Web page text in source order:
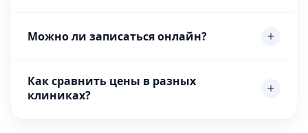
Можно ли записаться онлайн?
Как сравнить цены в разных
клиниках?